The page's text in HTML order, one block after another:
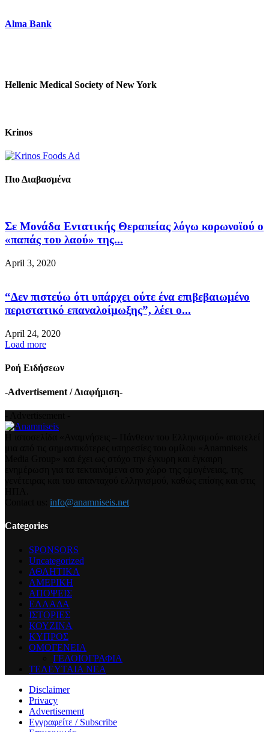
Alma Bank
Hellenic Medical Society of New York
Krinos
Πιο Διαβασμένα
Σε Μονάδα Εντατικής Θεραπείας λόγω κορωνοϊού ο
«παπάς του λαού» της...
April 3, 2020
“Δεν πιστεύω ότι υπάρχει ούτε ένα επιβεβαιωμένο
περιστατικό επαναλοίμωξης”, λέει ο...
April 24, 2020
Load more
Ροή Ειδήσεων
-Advertisement / Διαφήμιση-
info@anamniseis.net
Categories
SPONSORS
Uncategorized
ΑΘΛΗΤΙΚΑ
ΑΜΕΡΙΚΗ
ΑΠΟΨΕΙΣ
ΕΛΛΑΔΑ
ΙΣΤΟΡΙΕΣ
ΚΟΥΖΙΝΑ
ΚΥΠΡΟΣ
ΟΜΟΓΕΝΕΙΑ
ΓΕΛΟΙΟΓΡΑΦΙΑ
ΤΕΛΕΥΤΑΙΑ ΝΕΑ
Disclaimer
Privacy
Advertisement
Εγγραφείτε / Subscribe